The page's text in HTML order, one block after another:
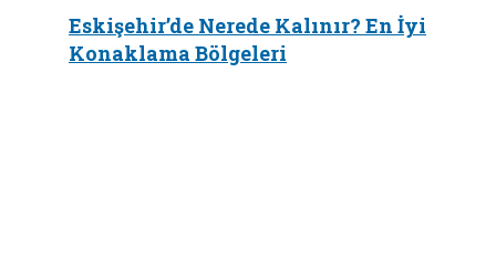
Eskişehir’de Nerede Kalınır? En İyi
Konaklama Bölgeleri